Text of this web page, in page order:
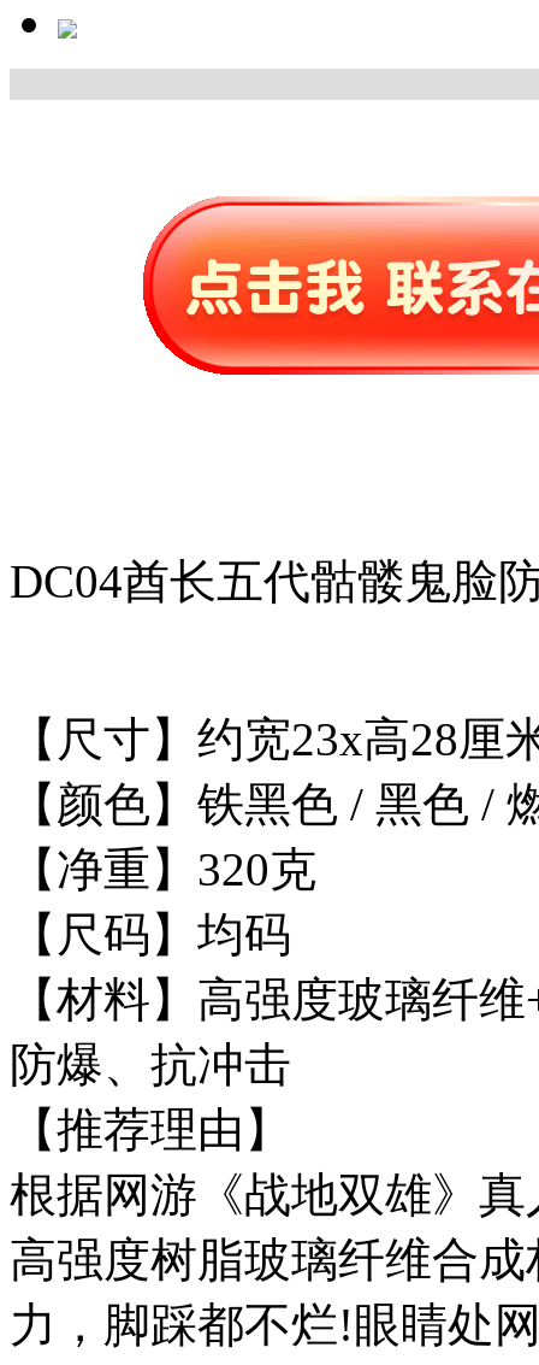
DC04酋长五代骷髅鬼脸
【尺寸】约宽23x高28厘
【颜色】铁黑色 / 黑色 /
【净重】320克
【尺码】均码
【材料】高强度玻璃纤
防爆、抗冲击
【推荐理由】
根据网游《战地双雄》
高强度树脂玻璃纤维合
力，脚踩都不烂!眼睛处